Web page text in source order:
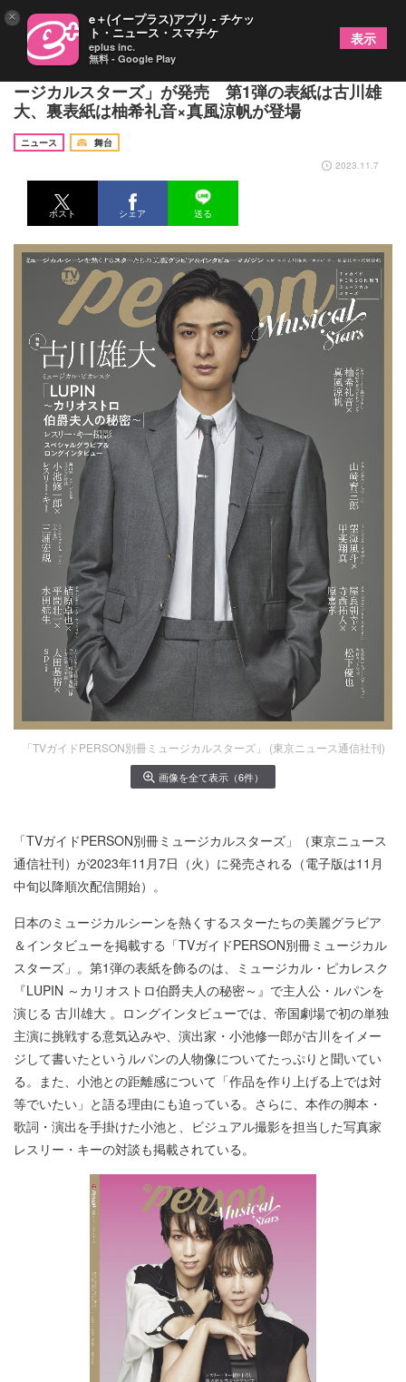
ミュージカル作品にフィーチャーした新雑誌「ミュ
ージカルスターズ」が発売 第1弾の表紙は古川雄
大、裏表紙は柚希礼音×真風涼帆が登場
ニュース
舞台
2023.11.7
ポスト シェア 送る
「TVガイドPERSON別冊ミュージカルスターズ」 (東京ニュース通信社刊)
画像を全て表示（6件）
「TVガイドPERSON別冊ミュージカルスターズ」（東京ニュース
通信社刊）が2023年11月7日（火）に発売される（電子版は11月
中旬以降順次配信開始）。
日本のミュージカルシーンを熱くするスターたちの美麗グラビア
＆インタビューを掲載する「TVガイドPERSON別冊ミュージカル
スターズ」。第1弾の表紙を飾るのは、ミュージカル・ピカレスク
『LUPIN ～カリオストロ伯爵夫人の秘密～』で主人公・ルパンを
演じる 古川雄大 。ロングインタビューでは、帝国劇場で初の単独
主演に挑戦する意気込みや、演出家・小池修一郎が古川をイメー
ジして書いたというルパンの人物像についてたっぷりと聞いてい
る。また、小池との距離感について「作品を作り上げる上では対
等でいたい」と語る理由にも迫っている。さらに、本作の脚本・
歌詞・演出を手掛けた小池と、ビジュアル撮影を担当した写真家
レスリー・キーの対談も掲載されている。
× e＋(イープラス)アプリ - チケッ
ト・ニュース・スマチケ
eplus inc.
無料 - Google Play
表示